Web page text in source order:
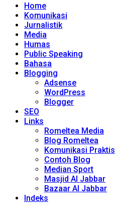
Home
Komunikasi
Jurnalistik
Media
Humas
Public Speaking
Bahasa
Blogging
Adsense
WordPress
Blogger
SEO
Links
Romeltea Media
Blog Romeltea
Komunikasi Praktis
Contoh Blog
Median Sport
Masjid Al Jabbar
Bazaar Al Jabbar
Indeks